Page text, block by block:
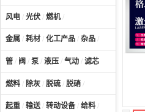
风电 / 光伏 / 燃机/
金属 / 耗材 / 化工产品 / 杂品 /
管 / 阀 / 泵 / 液压 / 气动 / 滤芯
燃料 / 除灰 / 脱硫 / 脱硝 /
起重 / 输送/ 转动设备 / 给料 /